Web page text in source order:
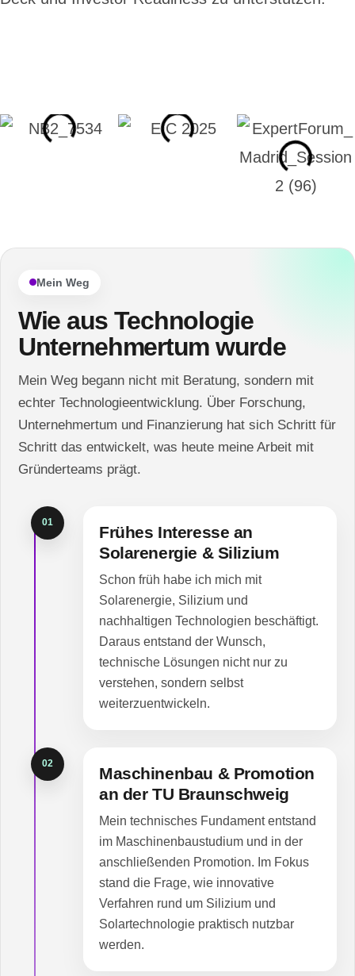
Mein Weg
Wie aus Technologie
Unternehmertum wurde
Mein Weg begann nicht mit Beratung, sondern mit
echter Technologieentwicklung. Über Forschung,
Unternehmertum und Finanzierung hat sich Schritt für
Schritt das entwickelt, was heute meine Arbeit mit
Gründerteams prägt.
01
Frühes Interesse an
Solarenergie & Silizium
Schon früh habe ich mich mit
Solarenergie, Silizium und
nachhaltigen Technologien beschäftigt.
Daraus entstand der Wunsch,
technische Lösungen nicht nur zu
verstehen, sondern selbst
weiterzuentwickeln.
02
Maschinenbau & Promotion
an der TU Braunschweig
Mein technisches Fundament entstand
im Maschinenbaustudium und in der
anschließenden Promotion. Im Fokus
stand die Frage, wie innovative
Verfahren rund um Silizium und
Solartechnologie praktisch nutzbar
werden.